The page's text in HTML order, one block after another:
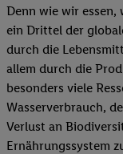
Denn wie wir
ein Drittel der
durch die
allem durch die
besonders viele
Wasserverbrauch,
Verlust an
Ernährungssystem